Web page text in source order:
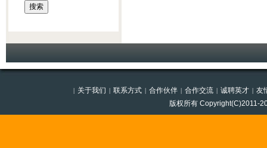
| 关于我们 | 联系方式 | 合作伙伴 | 合作交流 | 诚聘英才 | 友
版权所有 Copyright(C)2011-